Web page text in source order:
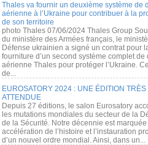
Thales va fournir un deuxième système de
aérienne à l’Ukraine pour contribuer à la
de son territoire
photo Thales 07/06/2024 Thales Group
du ministère des Armées français, le
Défense ukrainien a signé un contrat pour
fourniture d’un second système complet de
aérienne Thales pour protéger l’Ukraine.
de...
EUROSATORY 2024 : UNE ÉDITION TRÈS
ATTENDUE
Depuis 27 éditions, le salon Eurosatory
les mutations mondiales du secteur de la
de la Sécurité. Notre décennie est
accélération de l’histoire et l’instauration
d’un nouvel ordre mondial. Ainsi, dans un...